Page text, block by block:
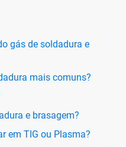
gás de soldadura e
mais comuns?
e brasagem?
em TIG ou Plasma?